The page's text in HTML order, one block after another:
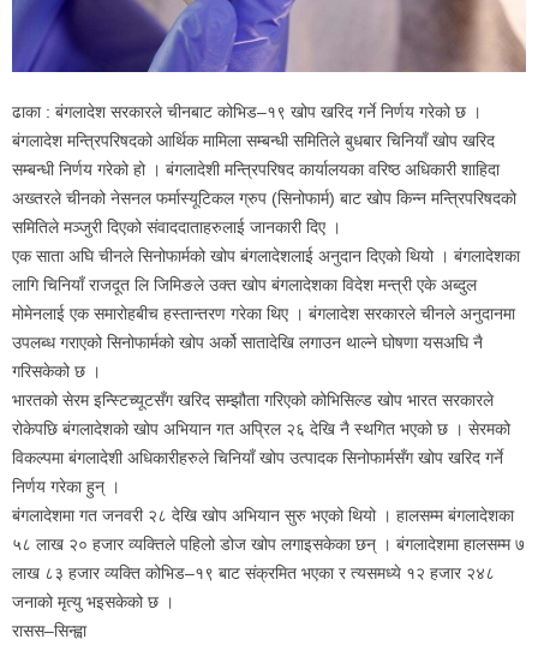
ढाका : बंगलादेश सरकारले चीनबाट कोभिड–१९ खोप खरिद गर्ने निर्णय गरेको छ ।
बंगलादेश मन्त्रिपरिषदको आर्थिक मामिला सम्बन्धी समितिले बुधबार चिनियाँ खोप खरिद
सम्बन्धी निर्णय गरेको हो । बंगलादेशी मन्त्रिपरिषद कार्यालयका वरिष्ठ अधिकारी शाहिदा
अख्तरले चीनको नेसनल फर्मास्यूटिकल ग्रुप (सिनोफार्म) बाट खोप किन्न मन्त्रिपरिषदको
समितिले मञ्जुरी दिएको संवाददाताहरुलाई जानकारी दिए ।
एक साता अघि चीनले सिनोफार्मको खोप बंगलादेशलाई अनुदान दिएको थियो । बंगलादेशका
लागि चिनियाँ राजदूत लि जिमिङले उक्त खोप बंगलादेशका विदेश मन्त्री एके अब्दुल
मोमेनलाई एक समारोहबीच हस्तान्तरण गरेका थिए । बंगलादेश सरकारले चीनले अनुदानमा
उपलब्ध गराएको सिनोफार्मको खोप अर्को सातादेखि लगाउन थाल्ने घोषणा यसअघि नै
गरिसकेको छ ।
भारतको सेरम इन्स्टिच्यूटसँग खरिद सम्झौता गरिएको कोभिसिल्ड खोप भारत सरकारले
रोकेपछि बंगलादेशको खोप अभियान गत अप्रिल २६ देखि नै स्थगित भएको छ । सेरमको
विकल्पमा बंगलादेशी अधिकारीहरुले चिनियाँ खोप उत्पादक सिनोफार्मसँग खोप खरिद गर्ने
निर्णय गरेका हुन् ।
बंगलादेशमा गत जनवरी २८ देखि खोप अभियान सुरु भएको थियो । हालसम्म बंगलादेशका
५८ लाख २० हजार व्यक्तिले पहिलो डोज खोप लगाइसकेका छन् । बंगलादेशमा हालसम्म ७
लाख ८३ हजार व्यक्ति कोभिड–१९ बाट संक्रमित भएका र त्यसमध्ये १२ हजार २४८
जनाको मृत्यु भइसकेको छ ।
रासस–सिन्ह्वा